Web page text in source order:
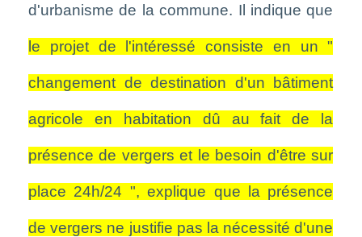
d'urbanisme de la commune. Il indique que
le projet de l'intéressé consiste en un "
changement de destination d'un bâtiment
agricole en habitation dû au fait de la
présence de vergers et le besoin d'être sur
place 24h/24 ", explique que la présence
de vergers ne justifie pas la nécessité d'une